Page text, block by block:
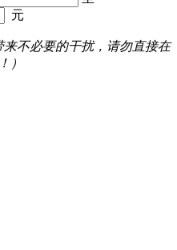
元
来不必要的干扰，请勿直接在
）